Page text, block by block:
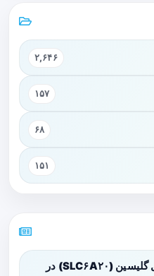
۲,۶۴۶
۱۵۷
۶۸
۱۵۱
مهارگر جدیدِ ناقل گلیسین (SLC۶A۲۰) در